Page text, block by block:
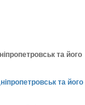
та його
та його